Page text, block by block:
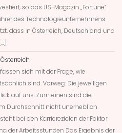
so das US-Magazin „Fortune“.
des Technologieunternehmens
dass in Österreich, Deutschland und
sich mit der Frage, wie
sind. Vorweg: Die jeweiligen
auf uns. Zum einen sind die
Durchschnitt nicht unerheblich
bei den Karrierezielen der Faktor
der Arbeitsstunden Das Ergebnis der